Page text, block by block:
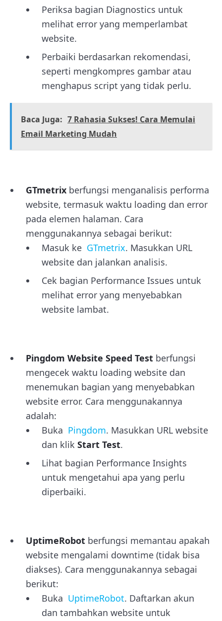
Periksa bagian Diagnostics untuk
melihat error yang memperlambat
website.
Perbaiki berdasarkan rekomendasi,
seperti mengkompres gambar atau
menghapus script yang tidak perlu.
Baca Juga: 7 Rahasia Sukses! Cara Memulai
Email Marketing Mudah
GTmetrix berfungsi menganalisis performa
website, termasuk waktu loading dan error
pada elemen halaman. Cara
menggunakannya sebagai berikut:
Masuk ke GTmetrix. Masukkan URL
website dan jalankan analisis.
Cek bagian Performance Issues untuk
melihat error yang menyebabkan
website lambat.
Pingdom Website Speed Test berfungsi
mengecek waktu loading website dan
menemukan bagian yang menyebabkan
website error. Cara menggunakannya
adalah:
Buka Pingdom. Masukkan URL website
dan klik Start Test.
Lihat bagian Performance Insights
untuk mengetahui apa yang perlu
diperbaiki.
UptimeRobot berfungsi memantau apakah
website mengalami downtime (tidak bisa
diakses). Cara menggunakannya sebagai
berikut:
Buka UptimeRobot. Daftarkan akun
dan tambahkan website untuk